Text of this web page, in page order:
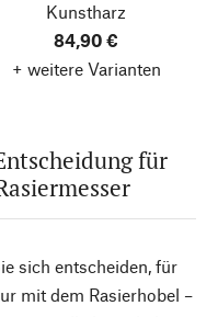
Kunstharz
84,90 €
+ weitere Varianten
für
sich entscheiden, für
mit dem Rasierhobel –